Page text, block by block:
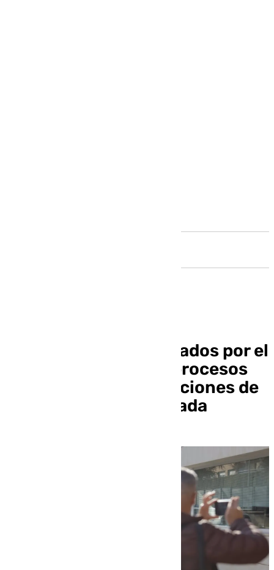
Seis policías investigados por el
supuesto amaño de procesos
de promoción y oposiciones de
Policía Local de Granada